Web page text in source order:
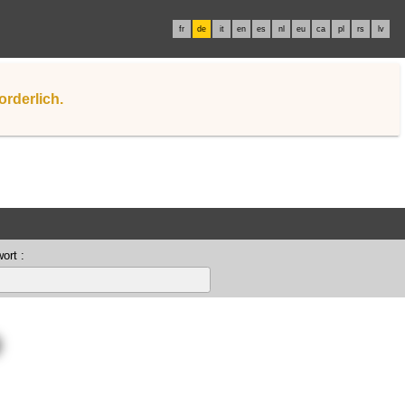
fr de it en es nl eu ca pl rs lv
: